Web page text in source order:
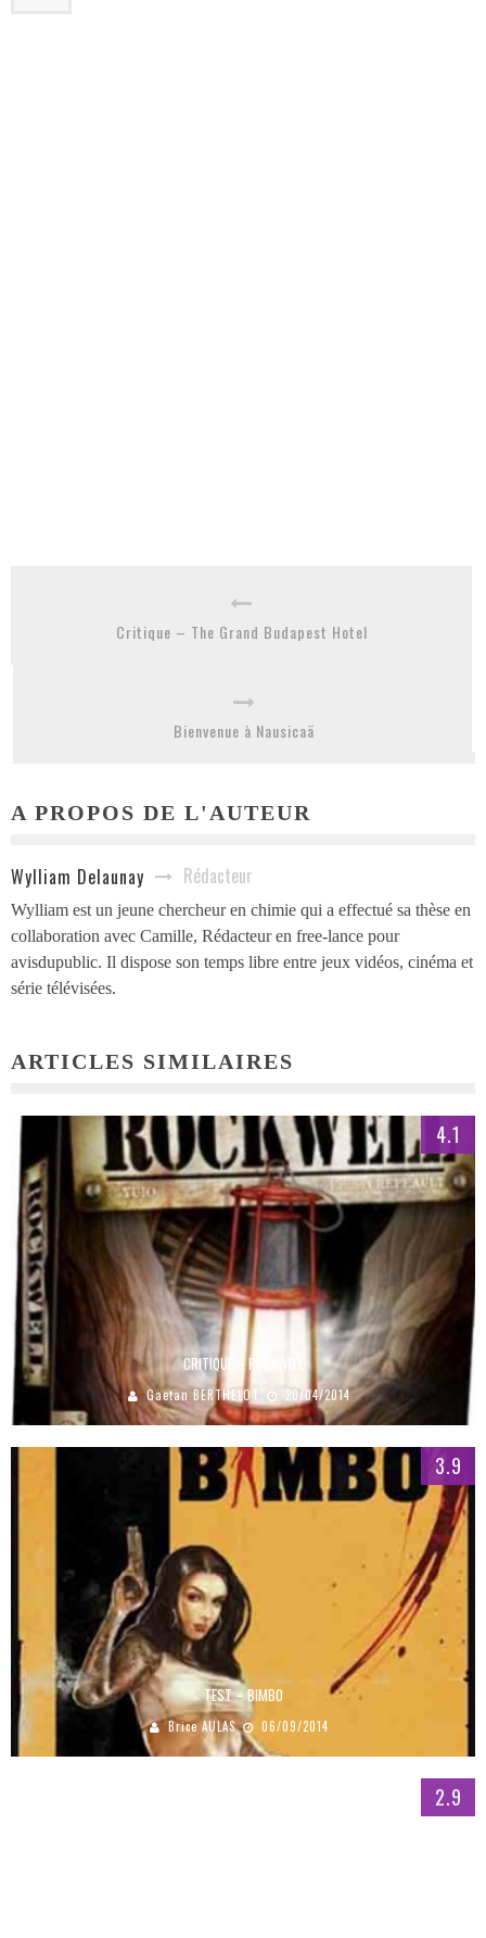
Critique – The Grand Budapest Hotel
Bienvenue à Nausicaä
A PROPOS DE L'AUTEUR
Wylliam Delaunay Rédacteur
Wylliam est un jeune chercheur en chimie qui a effectué sa thèse en
collaboration avec Camille, Rédacteur en free-lance pour
avisdupublic. Il dispose son temps libre entre jeux vidéos, cinéma et
série télévisées.
ARTICLES SIMILAIRES
4.1
CRITIQUE – ROCKWELL
Gaetan BERTHELOT 20/04/2014
3.9
TEST – BIMBO
Brice AULAS 06/09/2014
2.9